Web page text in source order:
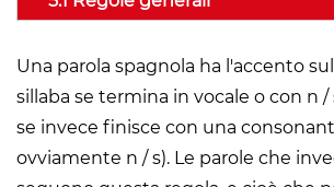
Una parola spagnola ha l'accento
sillaba se termina in vocale o con n
se invece finisce con una
ovviamente n / s). Le parole che